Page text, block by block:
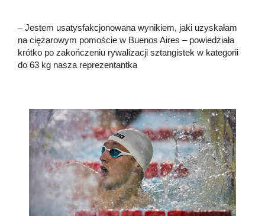
– Jestem usatysfakcjonowana wynikiem, jaki uzyskałam
na ciężarowym pomoście w Buenos Aires – powiedziała
krótko po zakończeniu rywalizacji sztangistek w kategorii
do 63 kg nasza reprezentantka